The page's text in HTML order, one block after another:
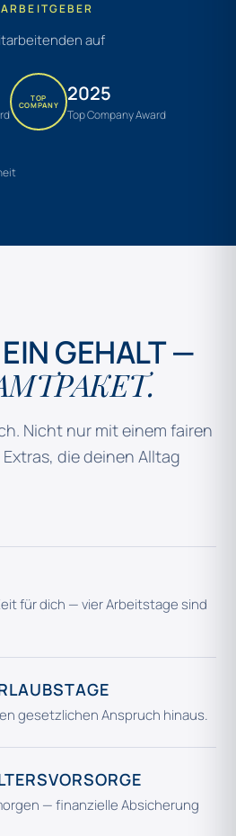
auf
TOP
COMPANY 2025
Top Company Award
GEHALT —
Nicht nur mit einem fairen
die deinen Alltag
für dich — vier Arbeitstage sind
gesetzlichen Anspruch hinaus.
— finanzielle Absicherung